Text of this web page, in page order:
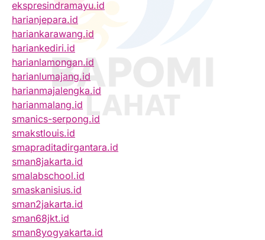
ekspresindramayu.id
harianjepara.id
hariankarawang.id
hariankediri.id
harianlamongan.id
harianlumajang.id
harianmajalengka.id
harianmalang.id
smanics-serpong.id
smakstlouis.id
smapraditadirgantara.id
sman8jakarta.id
smalabschool.id
smaskanisius.id
sman2jakarta.id
sman68jkt.id
sman8yogyakarta.id